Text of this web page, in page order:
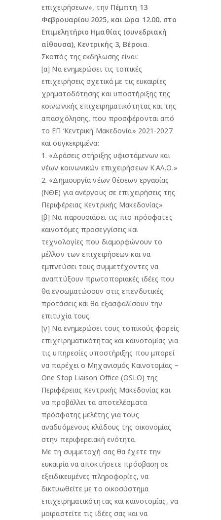
επιχειρήσεων», την Πέμπτη 13
Φεβρουαρίου 2025, και ώρα 12.00, στο
Επιμελητήριο Ημαθίας (συνεδριακή
αίθουσα), Κεντρικής 3, Βέροια.
Σκοπός της εκδήλωσης είναι:
[α] Να ενημερώσει τις τοπικές
επιχειρήσεις σχετικά με τις ευκαιρίες
χρηματοδότησης και υποστήριξης της
κοινωνικής επιχειρηματικότητας και της
απασχόλησης, που προσφέρονται από
το ΕΠ ‘Κεντρική Μακεδονία» 2021-2027
και συγκεκριμένα:
1. «Δράσεις στήριξης υφιστάμενων και
νέων κοινωνικών επιχειρήσεων Κ.ΑΛ.Ο.»
2. «Δημιουργία νέων θέσεων εργασίας
(ΝΘΕ) για ανέργους σε επιχειρήσεις της
Περιφέρειας Κεντρικής Μακεδονίας»
[β] Να παρουσιάσει τις πιο πρόσφατες
καινοτόμες προσεγγίσεις και
τεχνολογίες που διαμορφώνουν το
μέλλον των επιχειρήσεων και να
εμπνεύσει τους συμμετέχοντες να
αναπτύξουν πρωτοποριακές ιδέες που
θα ενσωματώσουν στις επενδυτικές
προτάσεις και θα εξασφαλίσουν την
επιτυχία τους.
[γ] Να ενημερώσει τους τοπικούς φορείς
επιχειρηματικότητας και καινοτομίας για
τις υπηρεσίες υποστήριξης που μπορεί
να παρέχει ο Μηχανισμός Καινοτομίας –
One Stop Liaison Office (OSLO) της
Περιφέρειας Κεντρικής Μακεδονίας και
να προβάλλει τα αποτελέσματα
πρόσφατης μελέτης για τους
αναδυόμενους κλάδους της οικονομίας
στην περιφερειακή ενότητα.
Με τη συμμετοχή σας θα έχετε την
ευκαιρία να αποκτήσετε πρόσβαση σε
εξειδικευμένες πληροφορίες, να
δικτυωθείτε με το οικοσύστημα
επιχειρηματικότητας και καινοτομίας, να
μοιραστείτε τις ιδέες σας και να